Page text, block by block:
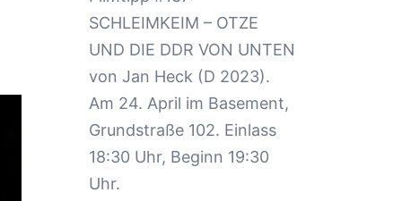
SCHLEIMKEIM – OTZE
UND DIE DDR VON UNTEN
von Jan Heck (D 2023).
Am 24. April im Basement,
Grundstraße 102. Einlass
18:30 Uhr, Beginn 19:30
Uhr.